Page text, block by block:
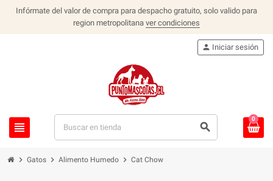
Infórmate del valor de compra para despacho gratuito, solo valido para
region metropolitana ver condiciones
view_headline search
person Iniciar sesión
0
chevron_right Gatos chevron_right Alimento Humedo chevron_right Cat Chow